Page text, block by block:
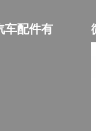
车配件有